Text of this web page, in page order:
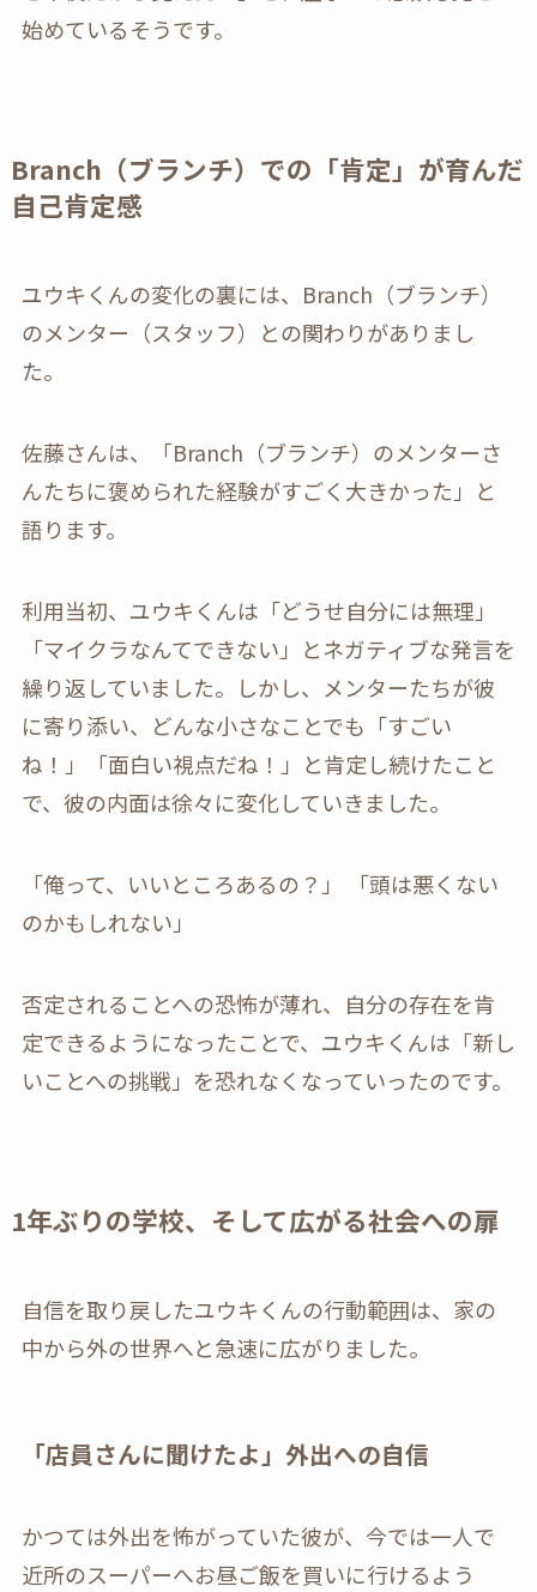
始めているそうです。
Branch（ブランチ）での「肯定」が育んだ
自己肯定感
ユウキくんの変化の裏には、Branch（ブランチ）
のメンター（スタッフ）との関わりがありまし
た。
佐藤さんは、「Branch（ブランチ）のメンターさ
んたちに褒められた経験がすごく大きかった」と
語ります。
利用当初、ユウキくんは「どうせ自分には無理」
「マイクラなんてできない」とネガティブな発言を
繰り返していました。しかし、メンターたちが彼
に寄り添い、どんな小さなことでも「すごい
ね！」「面白い視点だね！」と肯定し続けたこと
で、彼の内面は徐々に変化していきました。
「俺って、いいところあるの？」 「頭は悪くない
のかもしれない」
否定されることへの恐怖が薄れ、自分の存在を肯
定できるようになったことで、ユウキくんは「新し
いことへの挑戦」を恐れなくなっていったのです。
1年ぶりの学校、そして広がる社会への扉
自信を取り戻したユウキくんの行動範囲は、家の
中から外の世界へと急速に広がりました。
「店員さんに聞けたよ」外出への自信
かつては外出を怖がっていた彼が、今では一人で
近所のスーパーへお昼ご飯を買いに行けるよう